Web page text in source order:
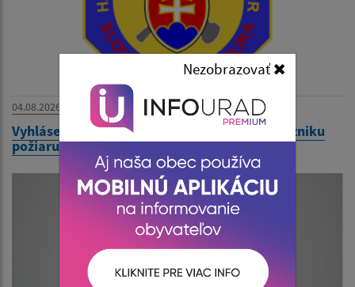
04.08.2026
Vyhlásenie času zvýšeného nebezpečenstva vzniku
požiaru
Nezobrazovať